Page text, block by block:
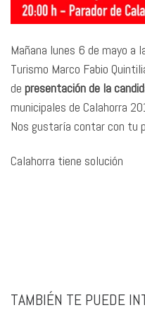
Mañana lunes 6 de mayo a
Turismo Marco Fabio
de presentación de la
municipales de Calahorra
Nos gustaría contar con tu
Calahorra tiene solución
TAMBIÉN TE PUEDE